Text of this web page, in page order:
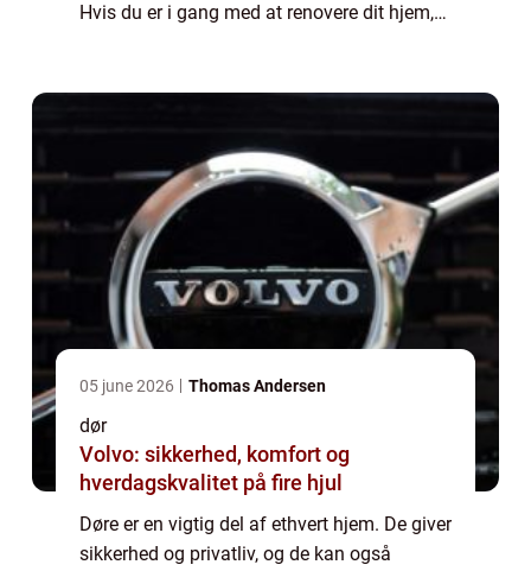
Hvis du er i gang med at renovere dit hjem,
05 june 2026 Thomas Andersen
dør
Volvo: sikkerhed, komfort og
hverdagskvalitet på fire hjul
Døre er en vigtig del af ethvert hjem. De giver
sikkerhed og privatliv, og de kan også